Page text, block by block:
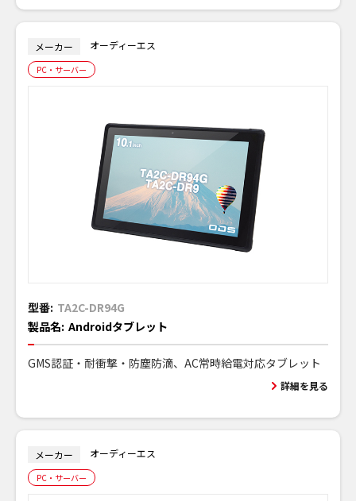
メーカー オーディーエス
PC・サーバー
型番: TA2C-DR94G
製品名: Androidタブレット
GMS認証・耐衝撃・防塵防滴、AC常時給電対応タブレット
詳細を見る
メーカー オーディーエス
PC・サーバー